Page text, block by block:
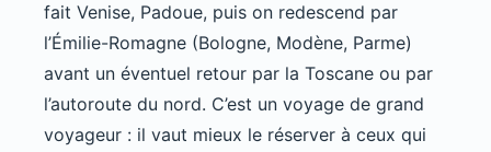
fait Venise, Padoue, puis on redescend par
l’Émilie-Romagne (Bologne, Modène, Parme)
avant un éventuel retour par la Toscane ou par
l’autoroute du nord. C’est un voyage de grand
voyageur : il vaut mieux le réserver à ceux qui